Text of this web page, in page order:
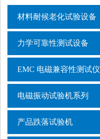
材料耐候老化试验设备
力学可靠性测试设备
EMC 电磁兼容性测试仪
电磁振动试验机系列
产品跌落试验机